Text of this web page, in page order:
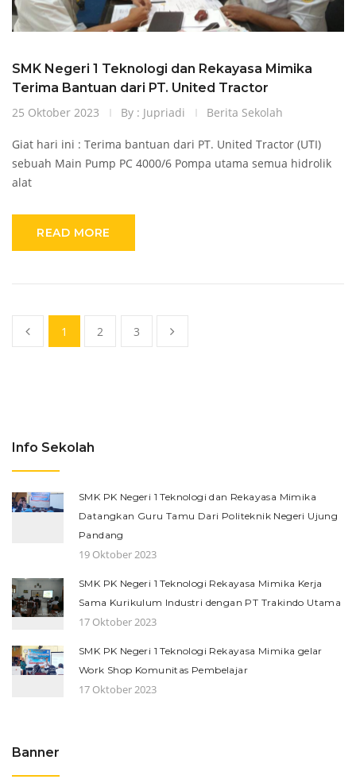
SMK Negeri 1 Teknologi dan Rekayasa Mimika
Terima Bantuan dari PT. United Tractor
25 Oktober 2023
By : Jupriadi Berita Sekolah
Giat hari ini : Terima bantuan dari PT. United Tractor (UTI)
sebuah Main Pump PC 4000/6 Pompa utama semua hidrolik
alat
READ MORE
1 2 3
Info Sekolah
SMK PK Negeri 1 Teknologi dan Rekayasa Mimika
Datangkan Guru Tamu Dari Politeknik Negeri Ujung
Pandang
19 Oktober 2023
SMK PK Negeri 1 Teknologi Rekayasa Mimika Kerja
Sama Kurikulum Industri dengan PT Trakindo Utama
17 Oktober 2023
SMK PK Negeri 1 Teknologi Rekayasa Mimika gelar
Work Shop Komunitas Pembelajar
17 Oktober 2023
Banner